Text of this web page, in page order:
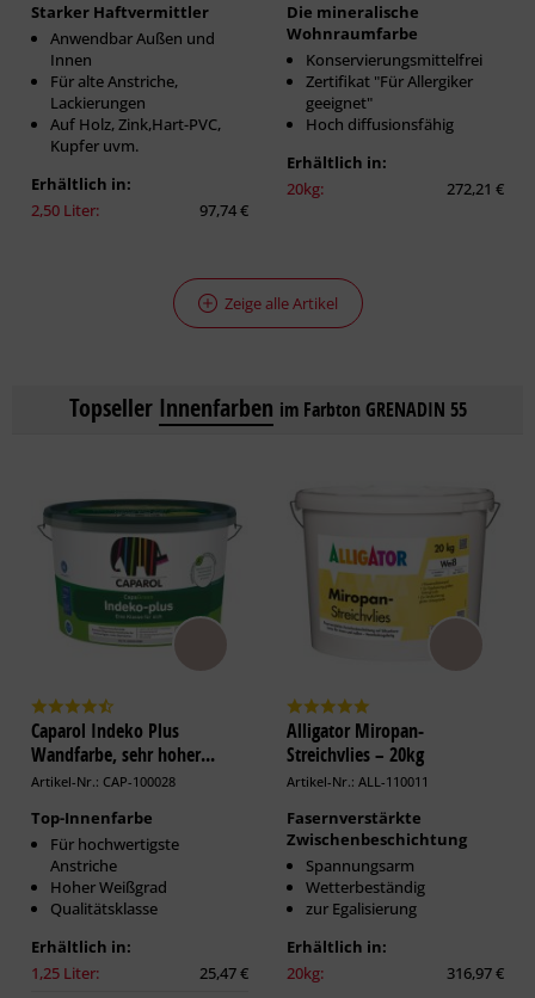
Starker Haftvermittler
Anwendbar Außen und
Innen
Für alte Anstriche,
Lackierungen
Auf Holz, Zink,Hart-PVC,
Kupfer uvm.
Erhältlich in:
2,50 Liter:
97,74 €
Die mineralische
Wohnraumfarbe
Konservierungsmittelfrei
Zertifikat "Für Allergiker
geeignet"
Hoch diffusionsfähig
Erhältlich in:
20kg:
272,21 €
Zeige alle Artikel
Topseller Innenfarben im Farbton GRENADIN 55
Caparol Indeko Plus
Wandfarbe, sehr hoher...
Artikel-Nr.: CAP-100028
Top-Innenfarbe
Für hochwertigste
Anstriche
Hoher Weißgrad
Qualitätsklasse
Erhältlich in:
1,25 Liter:
25,47 €
Alligator Miropan-
Streichvlies – 20kg
Artikel-Nr.: ALL-110011
Fasernverstärkte
Zwischenbeschichtung
Spannungsarm
Wetterbeständig
zur Egalisierung
Erhältlich in:
20kg:
316,97 €